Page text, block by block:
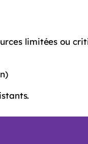
limitées ou